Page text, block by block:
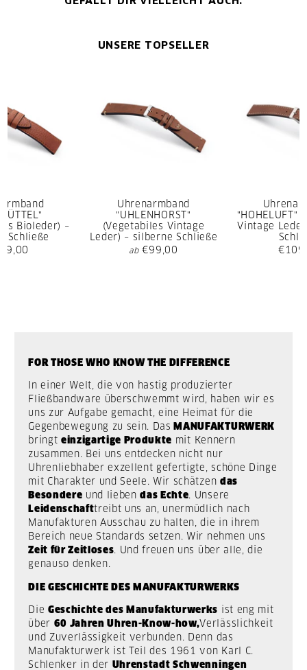
UNSERE TOPSELLER
Uhrenarmband
"UHLENHORST"
(Vegetabiles Vintage
Leder) – silberne Schließe
ab €99,00
"HOHELUFT"
Vintage
Bioleder) –
Schließe
FOR THOSE WHO KNOW THE DIFFERENCE
In einer Welt, die von hastig produzierter
Fließbandware überschwemmt wird, haben wir es
uns zur Aufgabe gemacht, eine Heimat für die
Gegenbewegung zu sein. Das MANUFAKTURWERK
bringt einzigartige Produkte mit Kennern
zusammen. Bei uns entdecken nicht nur
Uhrenliebhaber exzellent gefertigte, schöne Dinge
mit Charakter und Seele. Wir schätzen das
Besondere und liebendas Echte. Unsere
Leidenschafttreibt uns an, unermüdlich nach
Manufakturen Ausschau zu halten, die in ihrem
Bereich neue Standards setzen. Wir nehmen uns
Zeit für Zeitloses. Und freuen uns über alle, die
genauso denken.
DIE GESCHICHTE DES MANUFAKTURWERKS
Die Geschichte des Manufakturwerks ist eng mit
über 60 Jahren Uhren-Know-how,Verlässlichkeit
und Zuverlässigkeit verbunden. Denn das
Manufakturwerk ist Teil des 1961 von Karl C.
Schlenker in der Uhrenstadt Schwenningen